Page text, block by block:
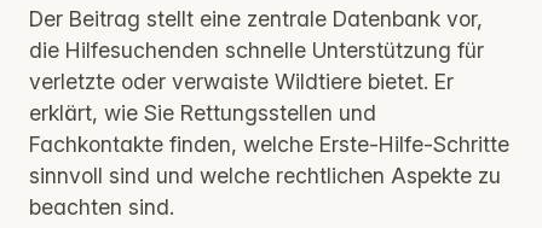
Der Beitrag stellt eine zentrale Datenbank vor,
die Hilfesuchenden schnelle Unterstützung für
verletzte oder verwaiste Wildtiere bietet. Er
erklärt, wie Sie Rettungsstellen und
Fachkontakte finden, welche Erste-Hilfe-Schritte
sinnvoll sind und welche rechtlichen Aspekte zu
beachten sind.